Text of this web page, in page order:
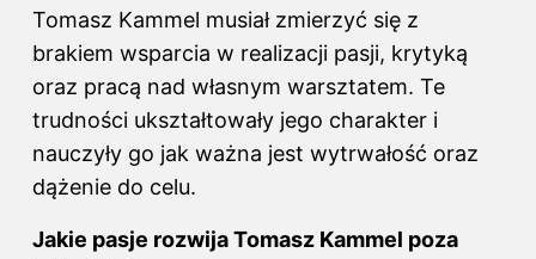
Tomasz Kammel musiał zmierzyć się z
brakiem wsparcia w realizacji pasji, krytyką
oraz pracą nad własnym warsztatem. Te
trudności ukształtowały jego charakter i
nauczyły go jak ważna jest wytrwałość oraz
dążenie do celu.
Jakie pasje rozwija Tomasz Kammel poza